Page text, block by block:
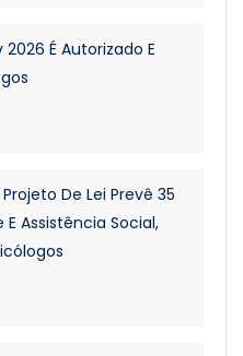
É Autorizado E
De Lei Prevê 35
E Assistência Social,